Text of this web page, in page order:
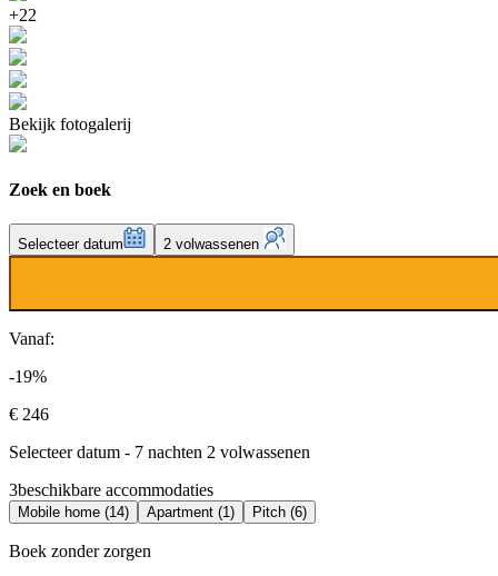
+22
Bekijk fotogalerij
Zoek en boek
Selecteer datum 2 volwassenen
Vanaf:
-19%
€ 246
Selecteer datum - 7 nachten 2 volwassenen
3beschikbare accommodaties
Mobile home (14) Apartment (1) Pitch (6)
Boek zonder zorgen